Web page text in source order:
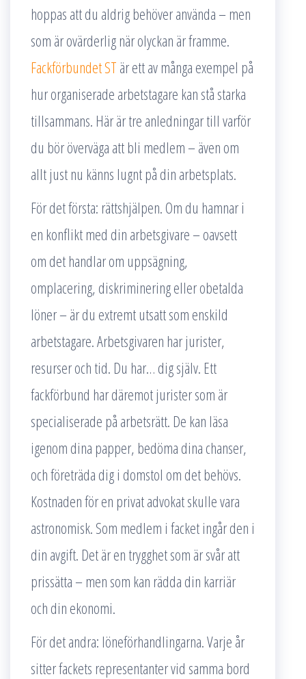
hoppas att du aldrig behöver använda – men
som är ovärderlig när olyckan är framme.
Fackförbundet ST är ett av många exempel på
hur organiserade arbetstagare kan stå starka
tillsammans. Här är tre anledningar till varför
du bör överväga att bli medlem – även om
allt just nu känns lugnt på din arbetsplats.
För det första: rättshjälpen. Om du hamnar i
en konflikt med din arbetsgivare – oavsett
om det handlar om uppsägning,
omplacering, diskriminering eller obetalda
löner – är du extremt utsatt som enskild
arbetstagare. Arbetsgivaren har jurister,
resurser och tid. Du har… dig själv. Ett
fackförbund har däremot jurister som är
specialiserade på arbetsrätt. De kan läsa
igenom dina papper, bedöma dina chanser,
och företräda dig i domstol om det behövs.
Kostnaden för en privat advokat skulle vara
astronomisk. Som medlem i facket ingår den i
din avgift. Det är en trygghet som är svår att
prissätta – men som kan rädda din karriär
och din ekonomi.
För det andra: löneförhandlingarna. Varje år
sitter fackets representanter vid samma bord